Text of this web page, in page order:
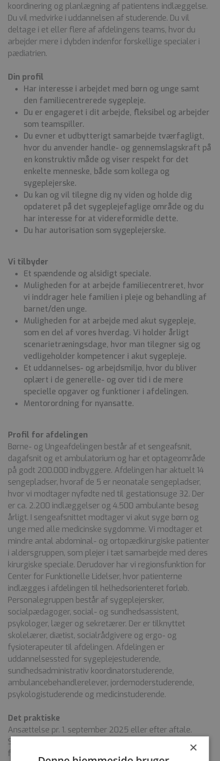
koordinering og planlægning af patientens indlæggelse.
Du vil medvirke i uddannelsen af studerende. Du vil
deltage i et eller flere af afdelingens teams, hvor du
arbejder mere i dybden indenfor forskellige specialer i
pædiatrien.
Din profil
Har interesse i arbejdet med børn og unge samt
den familiecentrerede sygepleje.
Du er engageret i dit arbejde, fleksibel og arbejder
som teamspiller.
Du evner et udbytterigt samarbejde tværfagligt,
hvor du anvender handle- og gennemslagskraft på
en konstruktiv måde og viser respekt for det
enkelte menneske, både som kollega og
sygeplejerske.
Du kan og vil tilegne dig ny viden og holde dig
opdateret på det sygeplejefaglige område og du
har interesse for at videreformidle dette.
Du har autorisation som sygeplejerske.
Vi tilbyder
Et spændende og alsidigt speciale.
Muligheden for at arbejde familiecentreret, hvor
vi inddrager hele familien i pleje og behandling af
barnet/den unge.
Muligheden for at arbejde med akut sygepleje,
som en del af vores hverdag. Vi holder årligt
scenarietræningsdage, hvor man tilegner sig og
vedligeholder kompetencer i akut sygepleje.
Et uddannelses- og arbejdsmiljø, hvor du bliver
oplært i de generelle- og over tid i de mere
specielle opgaver og funktioner i afdelingen.
Mentorordning for nyansatte.
Profil for afdelingen
Børne- og Ungeafdelingen består af et sengeafsnit,
dagafsnit og et ambulatorium og har et optageområde
på godt 200.000 indbyggere. Afdelingen har aktuelt 14
sengepladser, hvoraf de 5 er neonatale sengepladser,
hvor vi modtager nyfødte ned til gestationsuge 32. Der
er ca. 2.200 indlæggelser og 4.500 ambulante besøg
årligt. I sengeafsnittet modtager vi akut syge børn og
unge med alle medicinske sygdomme. Vi modtager et
mindre antal abdominal- og ortopædkirurgiske patienter
i aldersgruppen, som plejer i tæt samarbejde med deres
kirurgiske speciale. Derudover har vi regionsfunktion for
Center for Funktionelle Lidelser, hvor patienterne
indlægges i afdelingen til helhedsorienteret forløb.
Personalegruppen består af sygeplejersker,
socialpædagoger, social- og sundhedsassistent,
psykologer, læger og sekretærer. Der er tilknyttet
skolelærer, diætist, socialrådgivere og ergo- og
fysioterapeuter til afdelingen. Afdelingen er
uddannelsessted for sygeplejestuderende,
sundhedsadministrativ koordinatorstuderende,
ambulancebehandlerelever, jordemoderstuderende,
psykologistuderende og medicinstuderende.
Det praktiske
Ansættelse pr. 1. september 2025 eller efter aftale.
Stillingerne er på 37 timer/uge og er hovedsageligt med
funktion i sengeafsnittet. Der vil være skiftende vagter
×